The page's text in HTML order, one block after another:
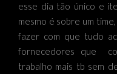
esse dia tão único e
mesmo é sobre um
fazer com que tudo
fornecedores que
trabalho mais tb sem